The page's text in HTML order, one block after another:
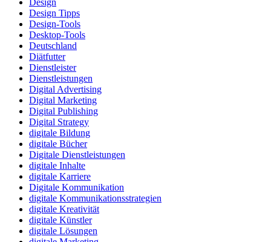
Design
Design Tipps
Design-Tools
Desktop-Tools
Deutschland
Diätfutter
Dienstleister
Dienstleistungen
Digital Advertising
Digital Marketing
Digital Publishing
Digital Strategy
digitale Bildung
digitale Bücher
Digitale Dienstleistungen
digitale Inhalte
digitale Karriere
Digitale Kommunikation
digitale Kommunikationsstrategien
digitale Kreativität
digitale Künstler
digitale Lösungen